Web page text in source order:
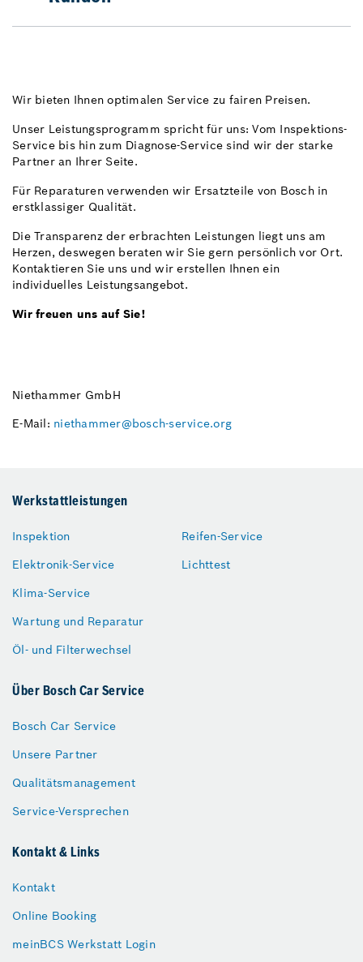
Wir bieten Ihnen optimalen Service zu fairen Preisen.
Unser Leistungsprogramm spricht für uns: Vom Inspektions-
Service bis hin zum Diagnose-Service sind wir der starke
Partner an Ihrer Seite.
Für Reparaturen verwenden wir Ersatzteile von Bosch in
erstklassiger Qualität.
Die Transparenz der erbrachten Leistungen liegt uns am
Herzen, deswegen beraten wir Sie gern persönlich vor Ort.
Kontaktieren Sie uns und wir erstellen Ihnen ein
individuelles Leistungsangebot.
Wir freuen uns auf Sie!
Niethammer GmbH
E-Mail: niethammer@bosch-service.org
Werkstattleistungen
Inspektion
Elektronik-Service
Klima-Service
Wartung und Reparatur
Öl- und Filterwechsel
Reifen-Service
Lichttest
Über Bosch Car Service
Bosch Car Service
Unsere Partner
Qualitätsmanagement
Service-Versprechen
Kontakt & Links
Kontakt
Online Booking
meinBCS Werkstatt Login